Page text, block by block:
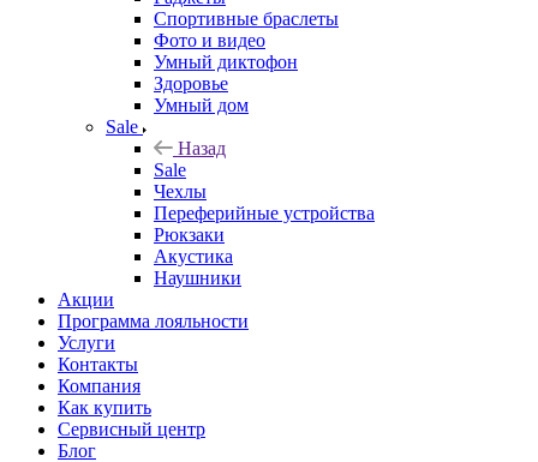
Спортивные браслеты
Фото и видео
Умный диктофон
Здоровье
Умный дом
Sale
Назад
Sale
Чехлы
Переферийные устройства
Рюкзаки
Акустика
Наушники
Акции
Программа лояльности
Услуги
Контакты
Компания
Как купить
Сервисный центр
Блог